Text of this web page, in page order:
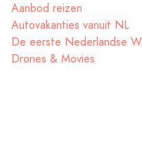
Aanbod reizen
Autovakanties vanuit NL
De eerste Nederlandse
Drones & Movies